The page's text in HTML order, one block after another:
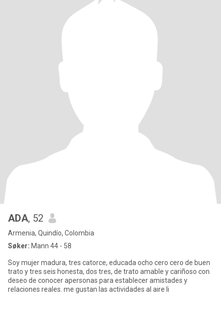
ADA, 52
Armenia, Quindío, Colombia
Søker: Mann 44 - 58
Soy mujer madura, tres catorce, educada ocho cero cero de buen
trato y tres seis honesta, dos tres, de trato amable y cariñoso con
deseo de conocer apersonas para establecer amistades y
relaciones reales. me gustan las actividades al aire li